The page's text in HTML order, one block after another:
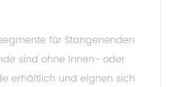
für Stangenenden
sind ohne Innen- oder
erhältlich und eignen sich